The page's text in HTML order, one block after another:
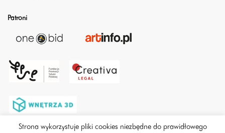
Patroni
Strona wykorzystuje pliki cookies niezbędne do prawidłowego